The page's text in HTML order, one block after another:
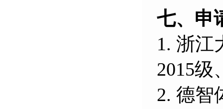
七、申
1. 浙江
2015级
2. 德智